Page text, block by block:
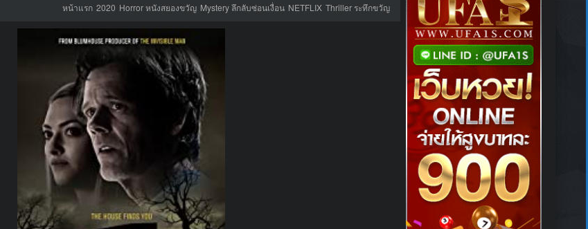
หน้าแรก 2020 Horror หนังสยองขวัญ Mystery ลึกลับซ่อนเงื่อน NETFLIX Thriller ระทึกขวัญ